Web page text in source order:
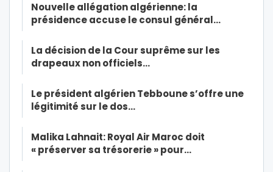
Nouvelle allégation algérienne: la
présidence accuse le consul général…
La décision de la Cour suprême sur les
drapeaux non officiels…
Le président algérien Tebboune s’offre une
légitimité sur le dos…
Malika Lahnait: Royal Air Maroc doit
« préserver sa trésorerie » pour…